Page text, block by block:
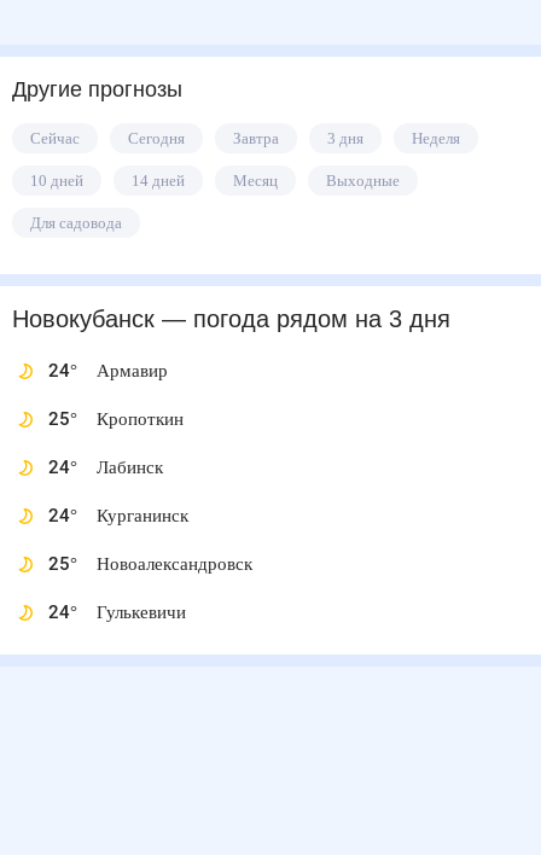
Другие прогнозы
Сейчас Сегодня Завтра 3 дня Неделя
10 дней 14 дней Месяц Выходные
Для садовода
Новокубанск— погода рядом на 3 дня
24° Армавир
25° Кропоткин
24° Лабинск
24° Курганинск
25° Новоалександровск
24° Гулькевичи